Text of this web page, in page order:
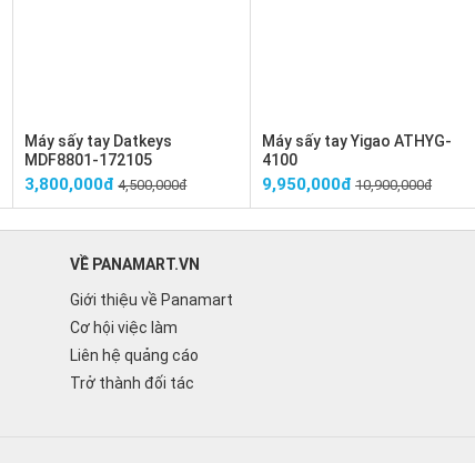
Máy sấy tay Datkeys
MDF8801-172105
3,800,000đ 4,500,000đ
Máy sấy tay Yigao ATHYG-
4100
9,950,000đ 10,900,000đ
VỀ PANAMART.VN
Giới thiệu về Panamart
Cơ hội việc làm
Liên hệ quảng cáo
Trở thành đối tác